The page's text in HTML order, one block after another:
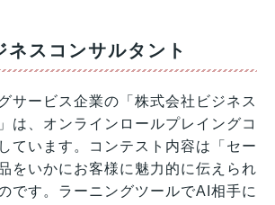
ネスコンサルタント
サービス企業の「株式会社ビジネス
は、オンラインロールプレイングコ
ています。コンテスト内容は「セー
をいかにお客様に魅力的に伝えられ
です。ラーニングツールでAI相手に